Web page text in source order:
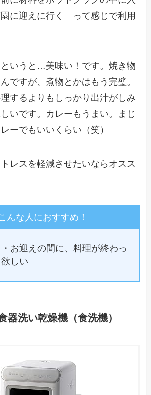
迎えに行く って感じで利用
いうと…美味い！です。焼き物
ですが、煮物とかはもう完璧。
するよりもしっかり出汁がしみ
いです。カレーもうまい。まじ
ーでもいいくらい（笑）
レスを軽減させたいならオスス
んな人におすすめ！
お迎えの間に、料理が終わっ
しい
器洗い乾燥機（食洗機）